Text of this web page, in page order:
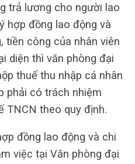
trả lương cho người lao
hợp đồng lao động và
tiền công của nhân viên
diện thì văn phòng đại
thuế thu nhập cá nhân
phải có trách nhiệm
TNCN theo quy định.
đồng lao động và chi
việc tại Văn phòng đại